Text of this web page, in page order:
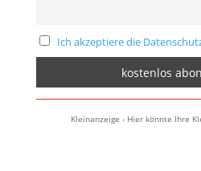
Ich akzeptiere die
Kleinanzeige - Hier könnte Ihre